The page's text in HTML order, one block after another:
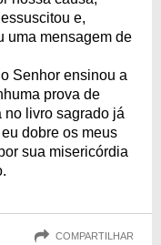
e,
uma mensagem de
Senhor ensinou a
prova de
no livro sagrado já
dobre os meus
sua misericórdia
COMPARTILHAR